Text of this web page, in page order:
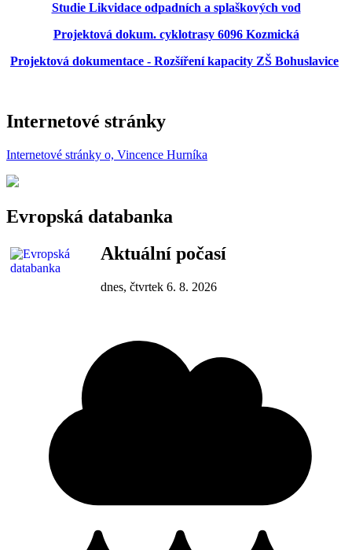
Studie Likvidace odpadních a splaškových vod
Projektová dokum. cyklotrasy 6096 Kozmická
Projektová dokumentace - Rozšíření kapacity ZŠ Bohuslavice
Internetové stránky
Internetové stránky o, Vincence Hurníka
Evropská databanka
Aktuální počasí
dnes, čtvrtek 6. 8. 2026